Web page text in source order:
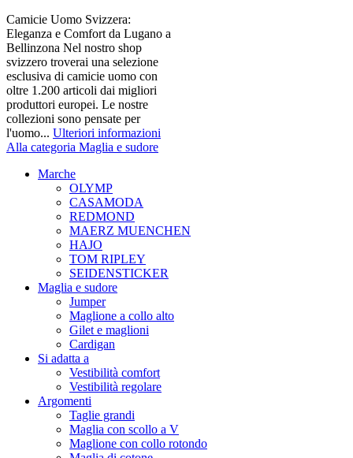
Camicie Uomo Svizzera:
Eleganza e Comfort da Lugano a
Bellinzona Nel nostro shop
svizzero troverai una selezione
esclusiva di camicie uomo con
oltre 1.200 articoli dai migliori
produttori europei. Le nostre
collezioni sono pensate per
l'uomo... Ulteriori informazioni
Alla categoria Maglia e sudore
Marche
OLYMP
CASAMODA
REDMOND
MAERZ MUENCHEN
HAJO
TOM RIPLEY
SEIDENSTICKER
Maglia e sudore
Jumper
Maglione a collo alto
Gilet e maglioni
Cardigan
Si adatta a
Vestibilità comfort
Vestibilità regolare
Argomenti
Taglie grandi
Maglia con scollo a V
Maglione con collo rotondo